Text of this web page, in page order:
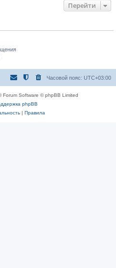
Перейти
Часовой пояс: UTC+03:00
Forum Software © phpBB Limited
phpBB
| Правила